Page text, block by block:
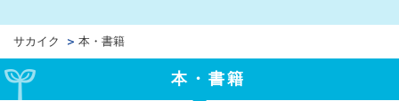
サカイク 本・書籍
本・書籍